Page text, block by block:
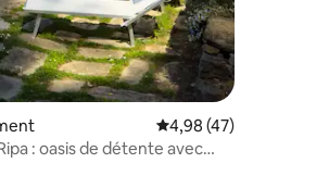
Évaluation moyenne
4,98 (47)
: oasis de détente avec